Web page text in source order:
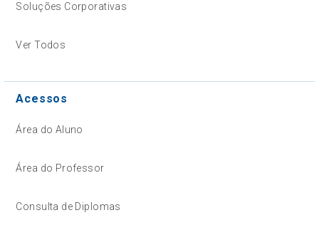
Soluções Corporativas
Ver Todos
Acessos
Área do Aluno
Área do Professor
Consulta de Diplomas